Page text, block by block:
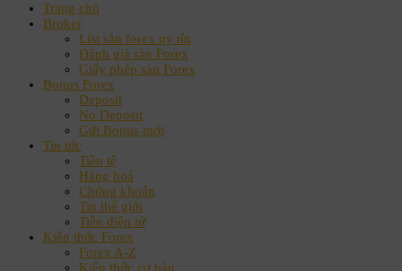
Trang chủ
Broker
List sàn forex uy tín
Đánh giá sàn Forex
Giấy phép sàn Forex
Bonus Forex
Deposit
No Deposit
Gửi Bonus mới
Tin tức
Tiền tệ
Hàng hoá
Chứng khoán
Tin thế giới
Tiền điện tử
Kiến thức Forex
Forex A-Z
Kiến thức cơ bản